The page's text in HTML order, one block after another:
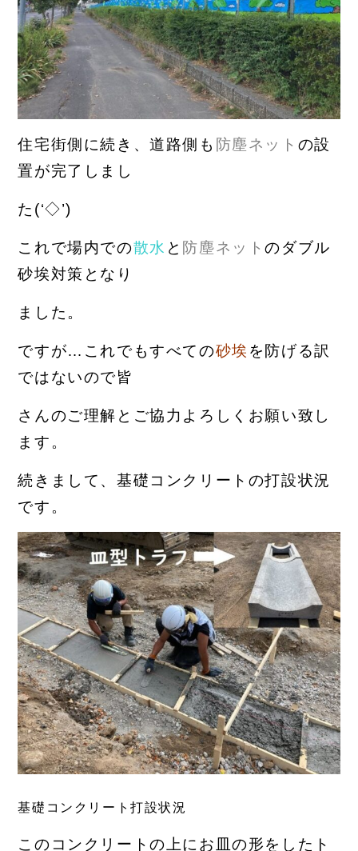
住宅街側に続き、道路側も 防塵ネット の設
置が完了しまし
た(‘◇’)ゞ
これで場内での散水 と 防塵ネットのダブル
砂埃対策となり
ま した。
ですが…これでもすべての砂埃 を防げる訳
ではないので皆
さんのご理解とご協力よろしくお願い致し
ます。
続きまして、基礎コンクリートの打設状況
です。
基礎コンクリート打設状況
このコンクリートの上にお皿の形をしたト